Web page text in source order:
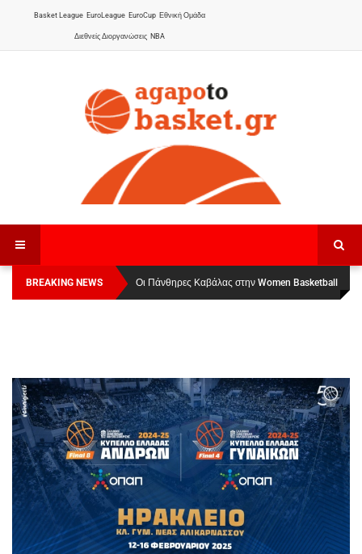
Basket League EuroLeague EuroCup Εθνική Ομάδα
Διεθνείς Διοργανώσεις NBA
BREAKING NEWS
Οι Πάνθηρες Καβάλας στην Women Basketball
League 1
Αναχώρησε για τα Γιάννενα η Εθνική Γυναικών